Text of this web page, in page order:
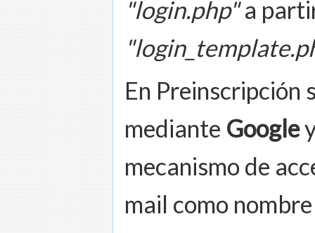
"login.php"a
En Preinscripción
mediante Google
mecanismo de
mail como